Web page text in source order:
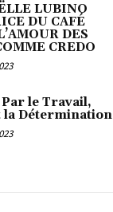
LUBINO
DU CAFÉ
DES
CREDO
Par le Travail,
la Détermination